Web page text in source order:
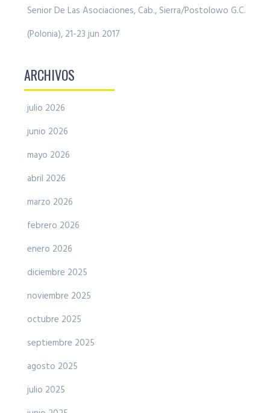
Senior De Las Asociaciones, Cab., Sierra/Postolowo G.C.
(Polonia), 21-23 jun 2017
ARCHIVOS
julio 2026
junio 2026
mayo 2026
abril 2026
marzo 2026
febrero 2026
enero 2026
diciembre 2025
noviembre 2025
octubre 2025
septiembre 2025
agosto 2025
julio 2025